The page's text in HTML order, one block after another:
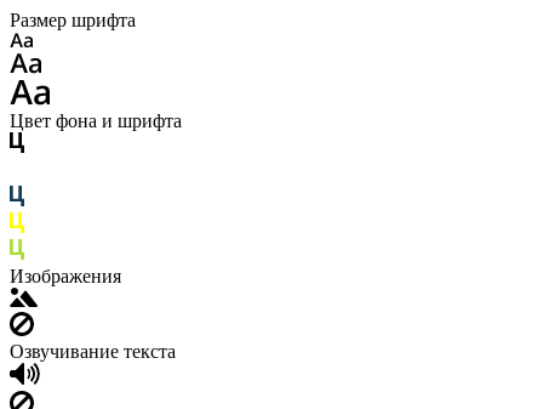
Размер шрифта
Цвет фона и шрифта
Изображения
Озвучивание текста